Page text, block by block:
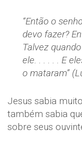
“Então o
devo fazer?
Talvez
ele. . . . . . E
o mataram”
Jesus sabia
também sabia
sobre seus